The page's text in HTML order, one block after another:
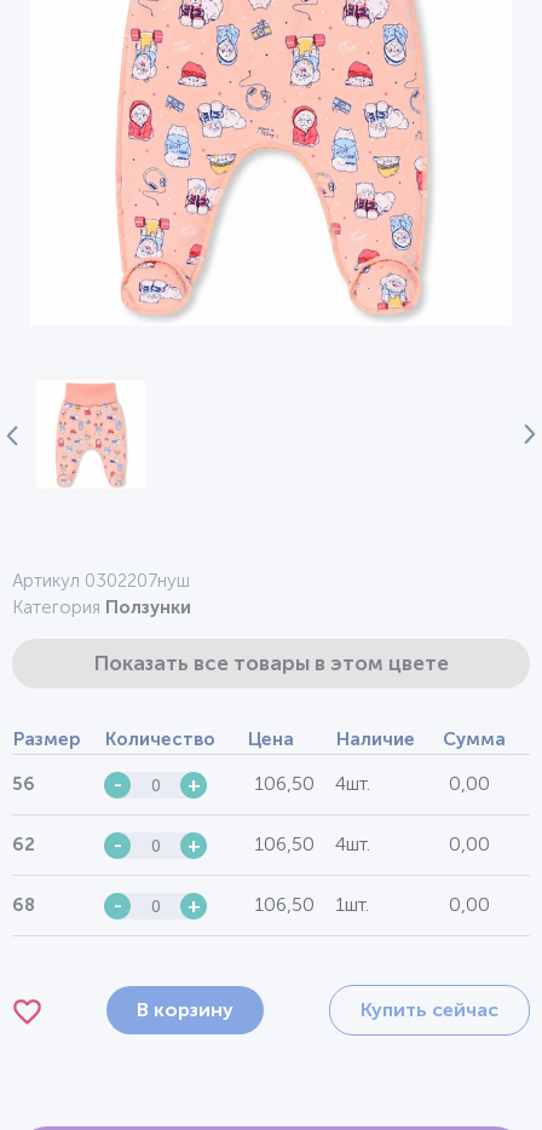
Артикул 0302207нуш
Категория Ползунки
Показать все товары в этом цвете
Размер Количество Цена Наличие Сумма
56 - + 106,50 4шт. 0,00
62 - + 106,50 4шт. 0,00
68 - + 106,50 1шт. 0,00
В корзину Купить сейчас